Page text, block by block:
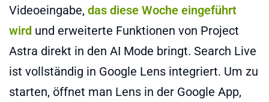
Videoeingabe, das diese Woche eingeführt
wird und erweiterte Funktionen von Project
Astra direkt in den AI Mode bringt. Search Live
ist vollständig in Google Lens integriert. Um zu
starten, öffnet man Lens in der Google App,